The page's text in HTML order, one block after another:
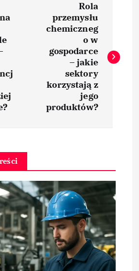
Rola
przemysłu
chemiczneg
o w
gospodarce
– jakie
sektory
korzystają z
jego
produktów?